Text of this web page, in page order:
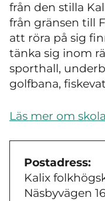
från den stilla
från gränsen till
att röra på sig
tänka sig inom
sporthall,
golfbana,
Läs mer om
Postadress:
Kalix
Näsbyvägen 16